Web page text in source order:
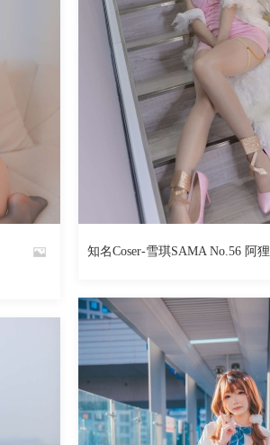
0 回复 947
魅丝社
知名Coser-雪琪SAMA No.56 阿狸